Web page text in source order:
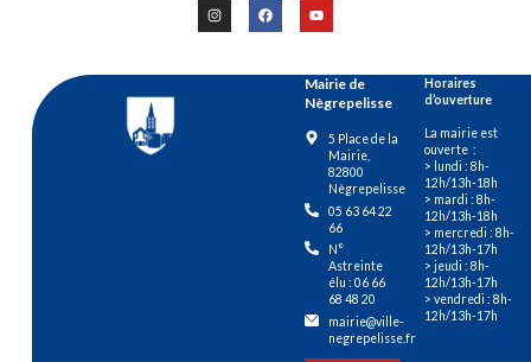
Mairie de
Nègrepelisse
5 Place de la
Mairie,
82800
Nègrepelisse
05 63 64 22
66
N°
Astreinte
élu : 06 66
68 48 20
mairie@ville-
negrepelisse.fr
Horaires
d’ouverture
La mairie est
ouverte :
> lundi : 8h-
12h/13h-18h
> mardi : 8h-
12h/13h-18h
> mercredi : 8h-
12h/13h-17h
> jeudi : 8h-
12h/13h-17h
> vendredi : 8h-
12h/13h-17h